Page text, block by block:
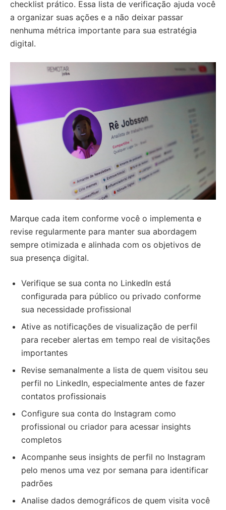
checklist prático. Essa lista de verificação ajuda você
a organizar suas ações e a não deixar passar
nenhuma métrica importante para sua estratégia
digital.
Marque cada item conforme você o implementa e
revise regularmente para manter sua abordagem
sempre otimizada e alinhada com os objetivos de
sua presença digital.
Verifique se sua conta no LinkedIn está
configurada para público ou privado conforme
sua necessidade profissional
Ative as notificações de visualização de perfil
para receber alertas em tempo real de visitações
importantes
Revise semanalmente a lista de quem visitou seu
perfil no LinkedIn, especialmente antes de fazer
contatos profissionais
Configure sua conta do Instagram como
profissional ou criador para acessar insights
completos
Acompanhe seus insights de perfil no Instagram
pelo menos uma vez por semana para identificar
padrões
Analise dados demográficos de quem visita você